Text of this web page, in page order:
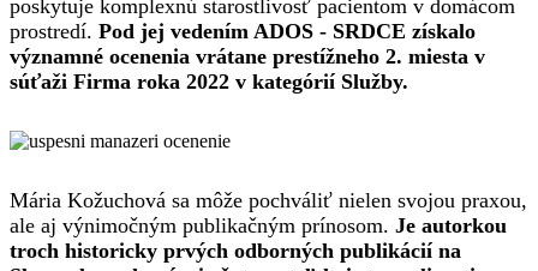
poskytuje komplexnú starostlivosť pacientom v domácom
prostredí. Pod jej vedením ADOS - SRDCE získalo
významné ocenenia vrátane prestížneho 2. miesta v
súťaži Firma roka 2022 v kategórií Služby.
Mária Kožuchová sa môže pochváliť nielen svojou praxou,
ale aj výnimočným publikačným prínosom. Je autorkou
troch historicky prvých odborných publikácií na